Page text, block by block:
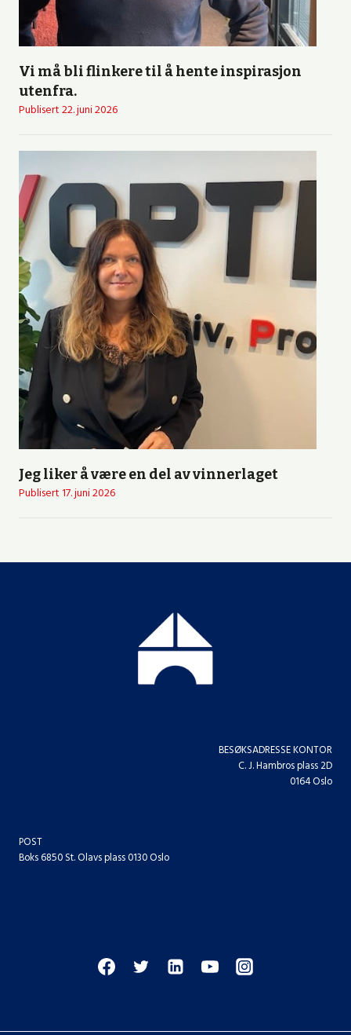
Vi må bli flinkere til å hente inspirasjon
utenfra.
Publisert22. juni 2026
Jeg liker å være en del av vinnerlaget
Publisert17. juni 2026
BESØKSADRESSE KONTOR
C. J. Hambros plass 2D
0164 Oslo
POST
Boks 6850 St. Olavs plass 0130 Oslo